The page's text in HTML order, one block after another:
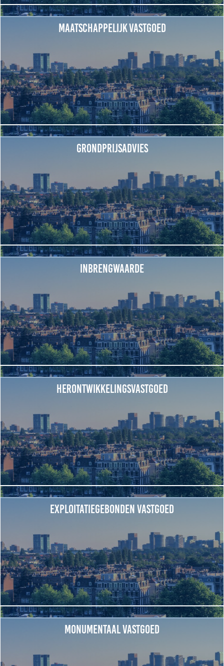
Maatschappelijk vastgoed
Grondprijsadvies
Inbrengwaarde
Herontwikkelingsvastgoed
Exploitatiegebonden vastgoed
Monumentaal vastgoed